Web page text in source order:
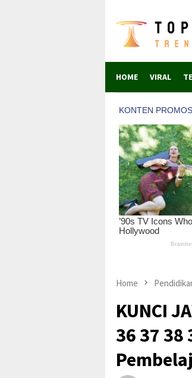
content
HOME VIRAL
Home
KUNCI
36 37 38